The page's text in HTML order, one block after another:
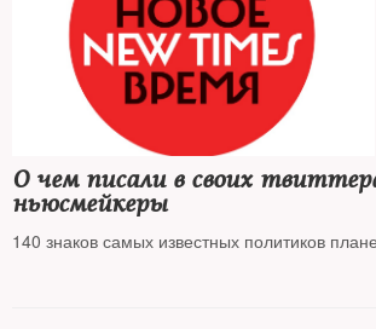
О чем писали в своих
ньюсмейкеры
140 знаков самых известных политиков